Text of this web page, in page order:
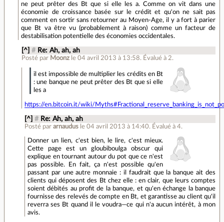
ne peut prêter des Bt que si elle les a. Comme on vit dans une
économie de croissance basée sur le crédit et qu'on ne sait pas
comment en sortir sans retourner au Moyen-Age, il y a fort à parier
que Bt va être vu (probablement à raison) comme un facteur de
destabilisation potentielle des économies occidentales.
[^] # Re: Ah, ah, ah
Posté par Moonz le 04 avril 2013 à 13:58. Évalué à 2.
il est impossible de multiplier les crédits en Bt
: une banque ne peut prêter des Bt que si elle
les a
https://en.bitcoin.it/wiki/
[^] # Re: Ah, ah, ah
Posté par arnaudus le 04 avril 2013 à 14:40. Évalué à 4.
Donner un lien, c'est bien, le lire, c'est mieux.
Cette page est un gloubiboulga obscur qui
explique en tournant autour du pot que ce n'est
pas possible. En fait, ça n'est possible qu'en
passant par une autre monnaie : il faudrait que la banque ait des
clients qui déposent des Bt chez elle : en clair, que leurs comptes
soient débités au profit de la banque, et qu'en échange la banque
fournisse des relevés de compte en Bt, et garantisse au client qu'il
reverra ses Bt quand il le voudra—ce qui n'a aucun intérêt, à mon
avis.